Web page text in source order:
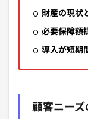
財産の現状
必要保障額
導入が短期
顧客ニーズ